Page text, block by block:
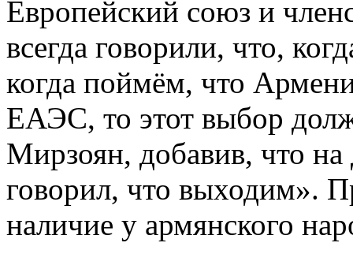
Европейский союз и
всегда говорили, что,
когда поймём, что
ЕАЭС, то этот выбор
Мирзоян, добавив, что
говорил, что выходим».
наличие у армянского